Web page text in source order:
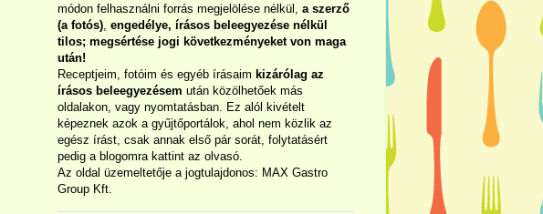
módon felhasználni forrás megjelölése nélkül, a szerző
(a fotós) engedélye, írásos beleegyezése nélkül
tilos; megsértése jogi következményeket von maga
után!
Receptjeim, fotóim és egyéb írásaim kizárólag az
írásos beleegyezésem után közölhetőek más
oldalakon, vagy nyomtatásban. Ez alól kivételt
képeznek azok a gyűjtőportálok, ahol nem közlik az
egész írást, csak annak első pár sorát, folytatásért
pedig a blogomra kattint az olvasó.
Az oldal üzemeltetője a jogtulajdonos: MAX Gastro
Group Kft.